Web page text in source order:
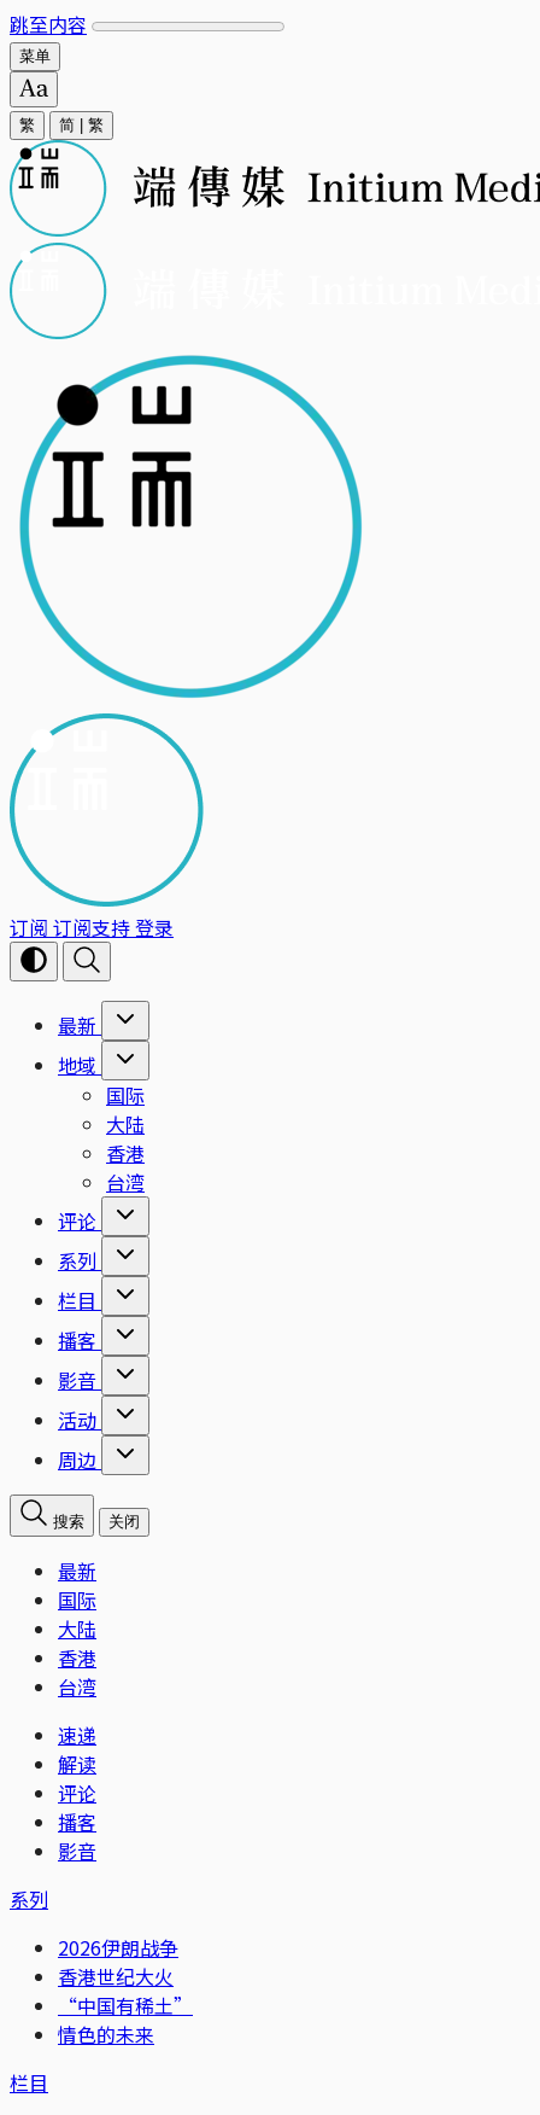
跳至内容
菜单
繁 简 繁
订阅 订阅支持登录
最新
地域
国际
大陆
香港
台湾
评论
系列
栏目
播客
影音
活动
周边
搜索 关闭
最新
国际
大陆
香港
台湾
速递
解读
评论
播客
影音
系列
2026伊朗战争
香港世纪大火
“中国有稀土”
情色的未来
栏目